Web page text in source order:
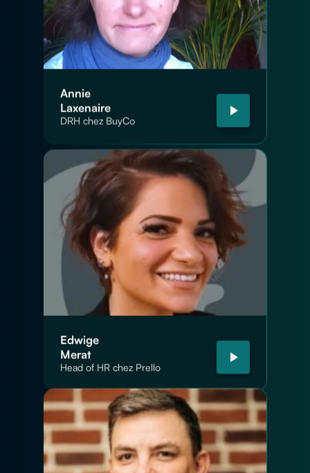
Annie
Laxenaire
DRH chez BuyCo
Edwige
Merat
Head of HR chez Prello